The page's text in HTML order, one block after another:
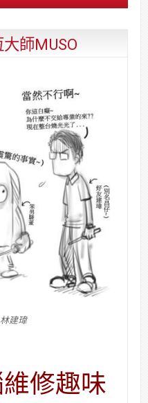
修,
價
公
網
決
方
案
師MUSO
建瑋
修趣味